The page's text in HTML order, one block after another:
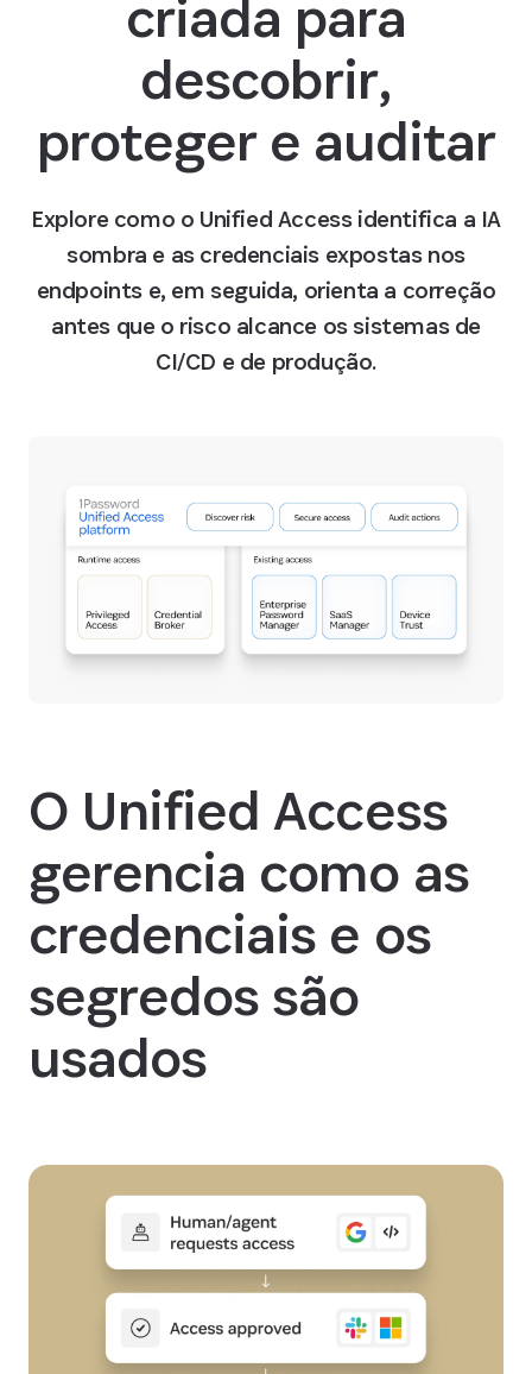
criada para
descobrir,
proteger e auditar
Explore como o Unified Access identifica a IA
sombra e as credenciais expostas nos
endpoints e, em seguida, orienta a correção
antes que o risco alcance os sistemas de
CI/CD e de produção.
O Unified Access
gerencia como as
credenciais e os
segredos são
usados